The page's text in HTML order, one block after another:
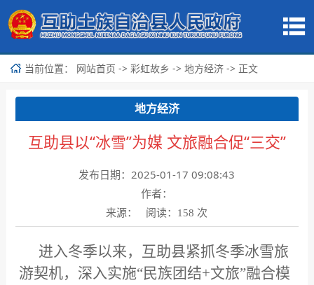
当前位置： 网站首页 -> 彩虹故乡 -> 地方经济 -> 正文
地方经济
互助县以“冰雪”为媒 文旅融合促“三交”
发布日期：2025-01-17 09:08:43
作者：
来源： 阅读：
158 次
进入冬季以来，互助县紧抓冬季冰雪旅
游契机，深入实施“民族团结+文旅”融合模